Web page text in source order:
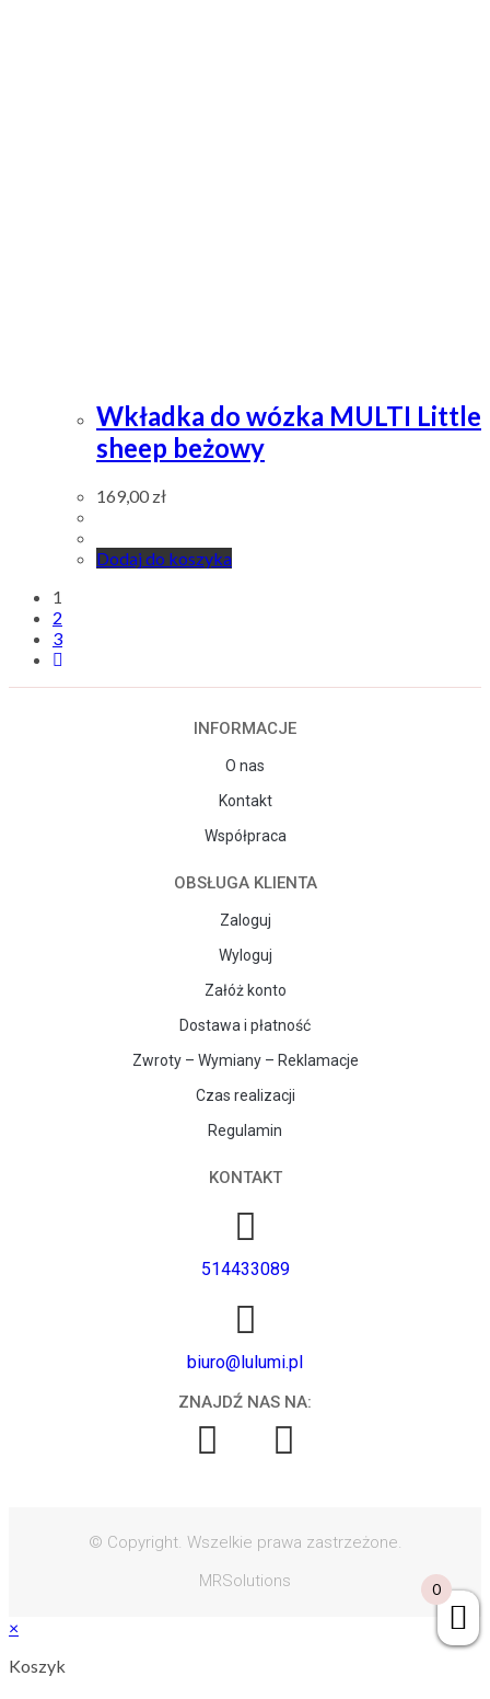
Wkładka do wózka MULTI Little
sheep beżowy
169,00 zł
Dodaj do koszyka
1
2
3
INFORMACJE
O nas
Kontakt
Współpraca
OBSŁUGA KLIENTA
Zaloguj
Wyloguj
Załóż konto
Dostawa i płatność
Zwroty – Wymiany – Reklamacje
Czas realizacji
Regulamin
KONTAKT
514433089
biuro@lulumi.pl
ZNAJDŹ NAS NA:
© Copyright. Wszelkie prawa zastrzeżone.
MRSolutions
0
×
Koszyk